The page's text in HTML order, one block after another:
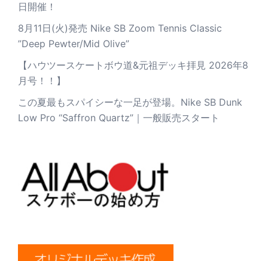
日開催！
8月11日(火)発売 Nike SB Zoom Tennis Classic
”Deep Pewter/Mid Olive”
【ハウツースケートボウ道&元祖デッキ拝見 2026年8
月号！！】
この夏最もスパイシーな一足が登場。Nike SB Dunk
Low Pro “Saffron Quartz”｜一般販売スタート